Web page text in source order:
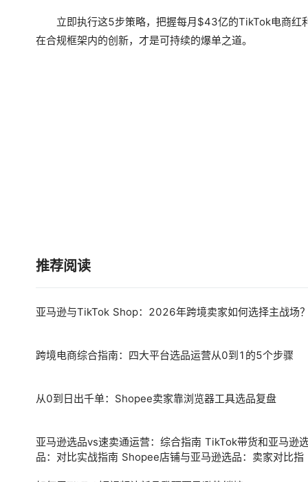
立即执行这5步策略，把握每月$43亿的TikTok电商红
在合规框架内的创新，才是可持续的爆单之道。
推荐阅读
亚马逊与TikTok Shop：2026年跨境卖家如何选择主战场
跨境电商综合指南：四大平台选品运营从0到1的5个步骤
从0到日出千单：Shopee卖家靠浏览器工具选品复盘
亚马逊选品vs速卖通运营：综合指南 TikTok带货和亚马逊
品：对比实战指南 Shopee店铺与亚马逊选品：卖家对比指